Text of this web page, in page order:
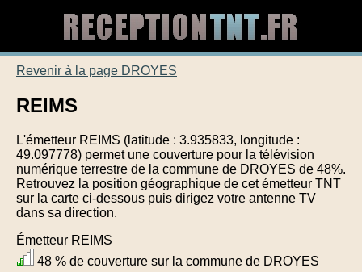
Revenir à la page DROYES
REIMS
L'émetteur REIMS (latitude : 3.935833, longitude :
49.097778) permet une couverture pour la télévision
numérique terrestre de la commune de DROYES de 48%.
Retrouvez la position géographique de cet émetteur TNT
sur la carte ci-dessous puis dirigez votre antenne TV
dans sa direction.
Émetteur REIMS
48 % de couverture sur la commune de DROYES